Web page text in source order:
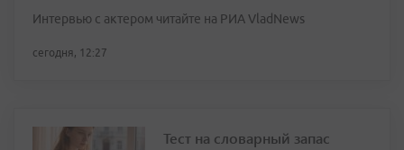
Интервью с актером читайте на РИА VladNews
сегодня, 12:27
Тест на словарный запас